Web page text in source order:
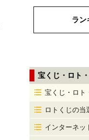
ラン
宝くじ・ロト
宝くじ・ロト
ロトくじの当
インターネッ